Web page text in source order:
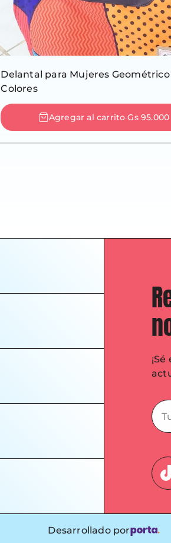
Delantal para Mujeres Geométrico
Colores
Agregar al carrito-Gs 95.000
Desarrollado por